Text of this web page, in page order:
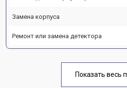
Замена корпуса
Ремонт или замена детектора
Показать весь